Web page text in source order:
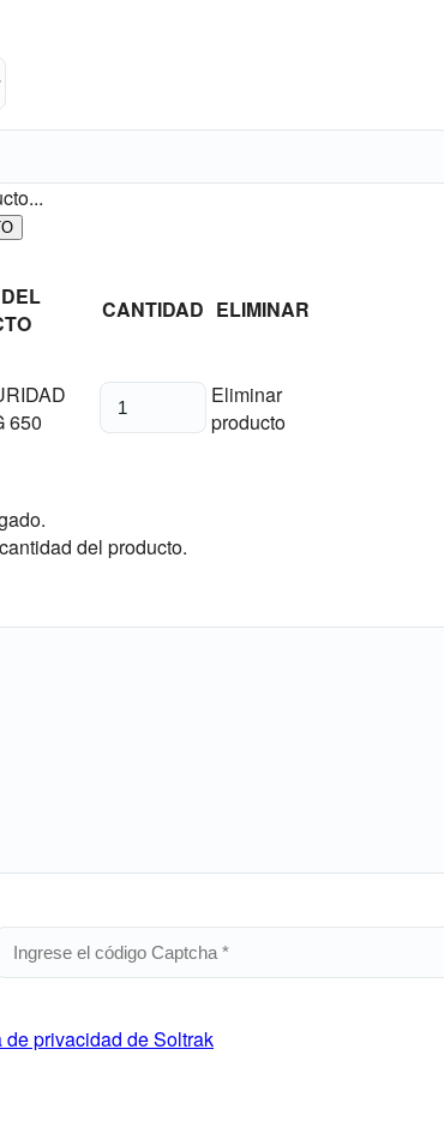
CANTIDAD ELIMINAR
650
Eliminar
producto
del producto.
privacidad de Soltrak